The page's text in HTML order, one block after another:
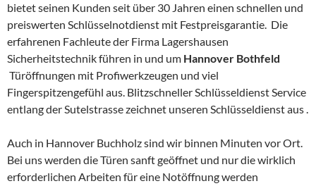
bietet seinen Kunden seit über 30 Jahren einen schnellen und
preiswerten Schlüsselnotdienst mit Festpreisgarantie. Die
erfahrenen Fachleute der Firma Lagershausen
Sicherheitstechnik führen in und um Hannover Bothfeld
Türöffnungen mit Profiwerkzeugen und viel
Fingerspitzengefühl aus. Blitzschneller Schlüsseldienst Service
entlang der Sutelstrasse zeichnet unseren Schlüsseldienst aus .
Auch in Hannover Buchholz sind wir binnen Minuten vor Ort.
Bei uns werden die Türen sanft geöffnet und nur die wirklich
erforderlichen Arbeiten für eine Notöffnung werden